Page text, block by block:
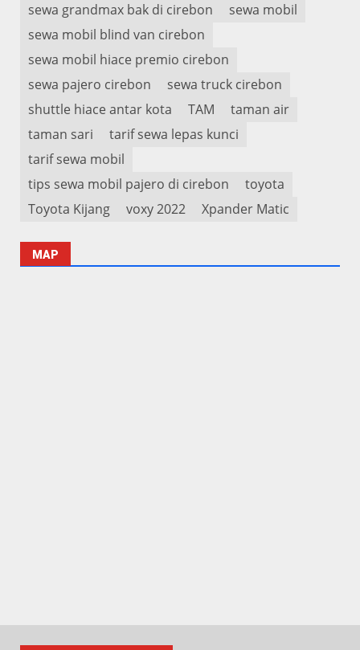
sewa grandmax bak di cirebon
sewa mobil
sewa mobil blind van cirebon
sewa mobil hiace premio cirebon
sewa pajero cirebon
sewa truck cirebon
shuttle hiace antar kota
TAM
taman air
taman sari
tarif sewa lepas kunci
tarif sewa mobil
tips sewa mobil pajero di cirebon
toyota
Toyota Kijang
voxy 2022 Xpander Matic
MAP